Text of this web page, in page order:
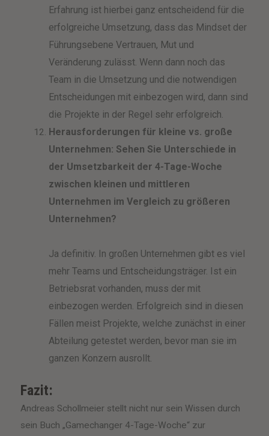
Erfahrung ist hierbei ganz entscheidend für die
erfolgreiche Umsetzung, dass das Mindset der
Führungsebene Vertrauen, Mut und
Veränderung zulässt. Wenn dann noch das
Team in die Umsetzung und die notwendigen
Entscheidungen mit einbezogen wird, dann sind
die Projekte in der Regel sehr erfolgreich.
Herausforderungen für kleine vs. große
Unternehmen: Sehen Sie Unterschiede in
der Umsetzbarkeit der 4-Tage-Woche
zwischen kleinen und mittleren
Unternehmen im Vergleich zu größeren
Unternehmen?
Ja definitiv. In großen Unternehmen gibt es viel
mehr Teams und Entscheidungsträger. Ist ein
Betriebsrat vorhanden, muss der mit
einbezogen werden. Erfolgreich sind in diesen
Fällen meist Projekte, welche zunächst in einer
Abteilung getestet werden, bevor man sie im
ganzen Konzern ausrollt.
Fazit:
Andreas Schollmeier stellt nicht nur sein Wissen durch
sein Buch „Gamechanger 4-Tage-Woche“ zur